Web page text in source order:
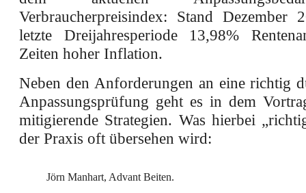
Verbraucherpreisindex: Stand Dezember
letzte Dreijahresperiode 13,98%
Zeiten hoher Inflation.
Neben den Anforderungen an eine richtig
Anpassungsprüfung geht es in dem
mitigierende Strategien. Was hierbei
der Praxis oft übersehen wird:
Jörn Manhart, Advant Beiten.